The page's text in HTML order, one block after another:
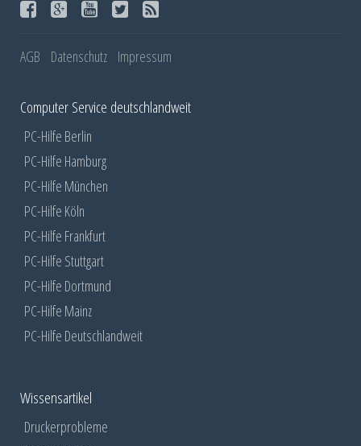
AGB Datenschutz Impressum
Computer Service deutschlandweit
PC-Hilfe Berlin
PC-Hilfe Hamburg
PC-Hilfe München
PC-Hilfe Köln
PC-Hilfe Frankfurt
PC-Hilfe Stuttgart
PC-Hilfe Dortmund
PC-Hilfe Mainz
PC-Hilfe Deutschlandweit
Wissensartikel
Druckerprobleme